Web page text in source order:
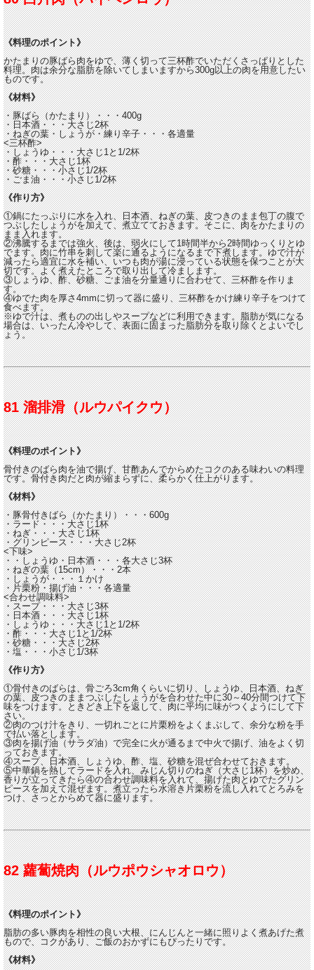
《料理のポイント》
かたまりの豚ばら肉をゆで、薄く切って三杯酢でいただくさっぱりとした
料理。肉は余分な脂肪を除いてしまいますから300g以上の肉を用意したい
ものです。
《材料》
・豚ばら（かたまり）・・・400g
・日本酒・・・大さじ2杯
・ねぎの葉・しょうが・練り辛子・・・各適量
<三杯酢>
・しょうゆ・・・大さじ1と1/2杯
・酢・・・大さじ1杯
・砂糖・・・小さじ1/2杯
・ごま油・・・小さじ1/2杯
《作り方》
①鍋にたっぷりに水を入れ、日本酒、ねぎの葉、皮つきのまま包丁の腹で
つぶしたしょうがを加えて、煮立てておきます。そこに、肉をかたまりの
まま入れます。
②沸騰するまでは強火、後は、弱火にして1時間半から2時間ゆっくりとゆ
でます。肉に竹串を刺して楽に通るようになるまで下煮します。ゆで汁が
減ったら適宜に水を補い、いつも肉が湯に浸っている状態を保つことが大
切です。よく煮えたところで取り出して冷まします。
③しょうゆ、酢、砂糖、ごま油を分量通りに合わせて、三杯酢を作りま
す。
④ゆでた肉を厚さ4mmに切って器に盛り、三杯酢をかけ練り辛子をつけて
食べます。
※ゆで汁は、煮ものの出しやスープなどに利用できます。脂肪が気になる
場合は、いったん冷やして、表面に固まった脂肪分を取り除くとよいでし
ょう。
81 溜排滑（ルウパイクウ）
《料理のポイント》
骨付きのばら肉を油で揚げ、甘酢あんでからめたコクのある味わいの料理
です。骨付き肉だと肉が縮まらずに、柔らかく仕上がります。
《材料》
・豚骨付きばら（かたまり）・・・600g
・ラード・・・大さじ1杯
・ねぎ・・・大さじ1杯
・グリンピース・・・大さじ2杯
<下味>
・・しょうゆ・日本酒・・・各大さじ3杯
・ねぎの葉（15cm）・・・2本
・しょうが・・・１かけ
・片栗粉・揚げ油・・・各適量
<合わせ調味料>
・スープ・・・大さじ3杯
・日本酒・・・大さじ1杯
・しょうゆ・・・大さじ1と1/2杯
・酢・・・大さじ1と1/2杯
・砂糖・・・大さじ2杯
・塩・・・小さじ1/3杯
《作り方》
①骨付きのばらは、骨ごろ3cm角くらいに切り、しょうゆ、日本酒、ねぎ
の葉、皮つきのままつぶしたしょうがを合わせた中に30～40分間つけて下
味をつけます。ときどき上下を返して、肉に平均に味がつくようにして下
さい。
②肉のつけ汁をきり、一切れごとに片栗粉をよくまぶして、余分な粉を手
で払い落とします。
③肉を揚げ油（サラダ油）で完全に火が通るまで中火で揚げ、油をよく切
っておきます。
④スープ、日本酒、しょうゆ、酢、塩、砂糖を混ぜ合わせておきます。
⑤中華鍋を熱してラードを入れ、みじん切りのねぎ（大さじ1杯）を炒め、
香りが立ってきたら④の合わせ調味料を入れて、揚げた肉とゆでたグリン
ピースを加えて混ぜます。煮立ったら水溶き片栗粉を流し入れてとろみを
つけ、さっとからめて器に盛ります。
82 蘿蔔焼肉（ルウポウシャオロウ）
《料理のポイント》
脂肪の多い豚肉を相性の良い大根、にんじんと一緒に照りよく煮あげた煮
もので、コクがあり、ご飯のおかずにもぴったりです。
《材料》